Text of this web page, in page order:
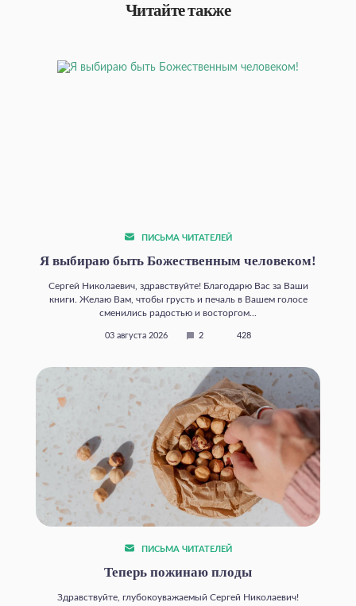
Читайте также
ПИСЬМА ЧИТАТЕЛЕЙ
Я выбираю быть Божественным человеком!
Сергей Николаевич, здравствуйте! Благодарю Вас за Ваши
книги. Желаю Вам, чтобы грусть и печаль в Вашем голосе
сменились радостью и восторгом...
03 августа 2026 2 428
ПИСЬМА ЧИТАТЕЛЕЙ
Теперь пожинаю плоды
Здравствуйте, глубокоуважаемый Сергей Николаевич!